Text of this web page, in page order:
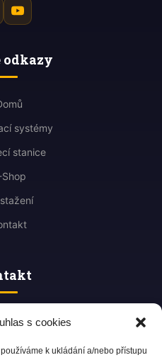
s cookies
k ukládání a/nebo přístupu
odkazy
systémy
stanice
Shop